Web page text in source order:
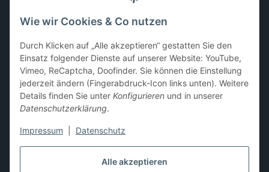
Alle akzeptieren
Wie wir Cookies & Co nutzen
Durch Klicken auf „Alle akzeptieren“ gestatten Sie den
Einsatz folgender Dienste auf unserer Website: YouTube,
Vimeo, ReCaptcha, Doofinder. Sie können die Einstellung
jederzeit ändern (Fingerabdruck-Icon links unten). Weitere
Details finden Sie unter Konfigurieren und in unserer
Datenschutzerklärung.
Impressum Datenschutz
Kundenservice
News & Aktionen
Gesetzliche Informationen
Hier kannst du uns folgen: